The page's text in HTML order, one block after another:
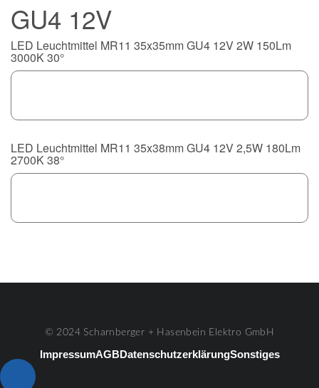
GU4 12V
LED Leuchtmittel MR11 35x35mm GU4 12V 2W 150Lm
3000K 30°
LED Leuchtmittel MR11 35x38mm GU4 12V 2,5W 180Lm
2700K 38°
© 2024 Scharnberger + Hasenbein Elektro GmbH
ImpressumAGBDatenschutzerklärungSonstiges